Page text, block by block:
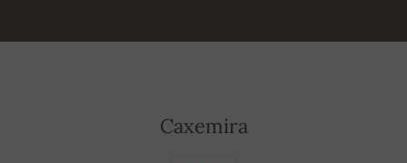
Caxemira